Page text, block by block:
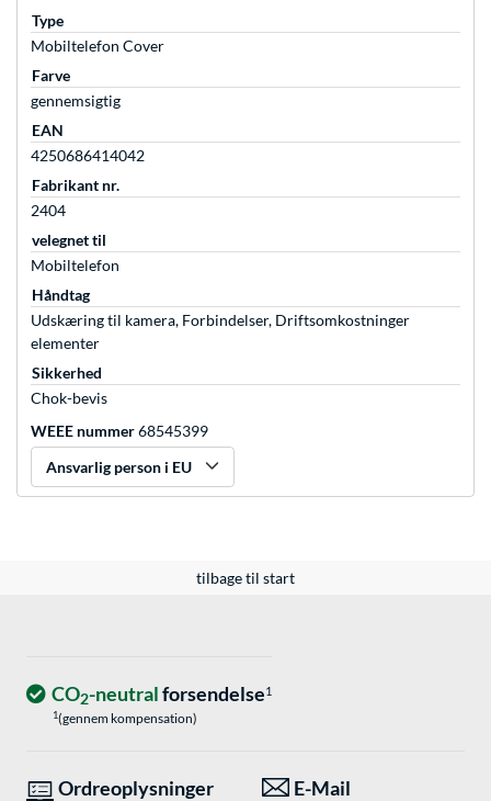
Type
Mobiltelefon Cover
Farve
gennemsigtig
EAN
4250686414042
Fabrikant nr.
2404
velegnet til
Mobiltelefon
Håndtag
Udskæring til kamera, Forbindelser, Driftsomkostninger
elementer
Sikkerhed
Chok-bevis
WEEE nummer68545399
Ansvarlig person i EU
tilbage til start
CO2-neutralforsendelse1
1(gennem kompensation)
Ordreoplysninger E-Mail